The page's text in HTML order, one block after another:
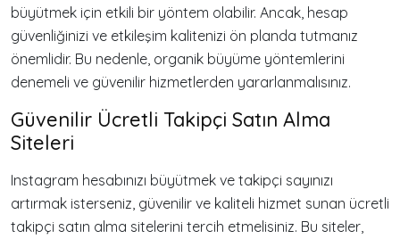
büyütmek için etkili bir yöntem olabilir. Ancak, hesap
güvenliğinizi ve etkileşim kalitenizi ön planda tutmanız
önemlidir. Bu nedenle, organik büyüme yöntemlerini
denemeli ve güvenilir hizmetlerden yararlanmalısınız.
Güvenilir Ücretli Takipçi Satın Alma
Siteleri
Instagram hesabınızı büyütmek ve takipçi sayınızı
artırmak isterseniz, güvenilir ve kaliteli hizmet sunan ücretli
takipçi satın alma sitelerini tercih etmelisiniz. Bu siteler,